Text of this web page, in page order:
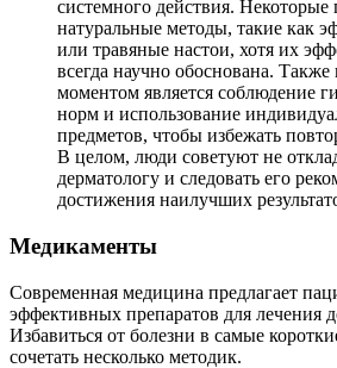
системного действия.
натуральные методы, такие как
или травяные настои, хотя их
всегда научно обоснована.
моментом является соблюдение
норм и использование
предметов, чтобы избежать
В целом, люди советуют не
дерматологу и следовать его
достижения наилучших
Медикаменты
Современная медицина предлагает
эффективных препаратов для лечения
Избавиться от болезни в самые
сочетать несколько методик.